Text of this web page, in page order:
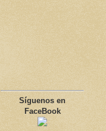
Síguenos en
FaceBook